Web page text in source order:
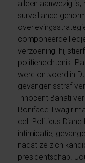
alleen aanwezig
surveillance
componeerde
verzoening, hij
politiehechtenis.
werd ontvoerd in
gevangenisstraf
Innocent Bahati
Boniface
cel. Politicus
intimidatie,
nadat ze zich
presidentschap.